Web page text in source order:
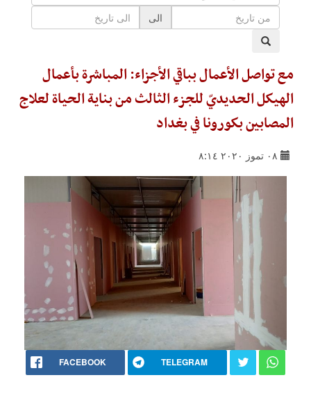
الى
مع تواصل الأعمال بباقي الأجزاء: المباشرة بأعمال
الهيكل الحديديّ للجزء الثالث من بناية الحياة لعلاج
المصابين بكورونا في بغداد
٠٨ تموز ٢٠٢٠ ٨:١٤
FACEBOOK TELEGRAM